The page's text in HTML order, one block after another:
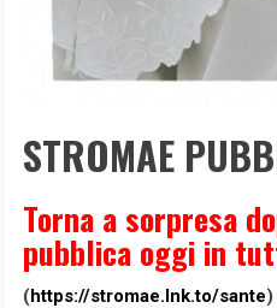
STROMAE
Torna a sorpresa
pubblica oggi in
(https://stromae.lnk.to/sante)